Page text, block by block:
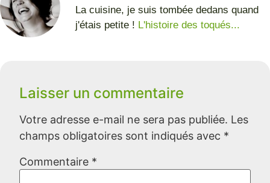
La cuisine, je suis tombée dedans quand
j'étais petite ! L'histoire des toqués...
Laisser un commentaire
Votre adresse e-mail ne sera pas publiée. Les
champs obligatoires sont indiqués avec *
Commentaire *